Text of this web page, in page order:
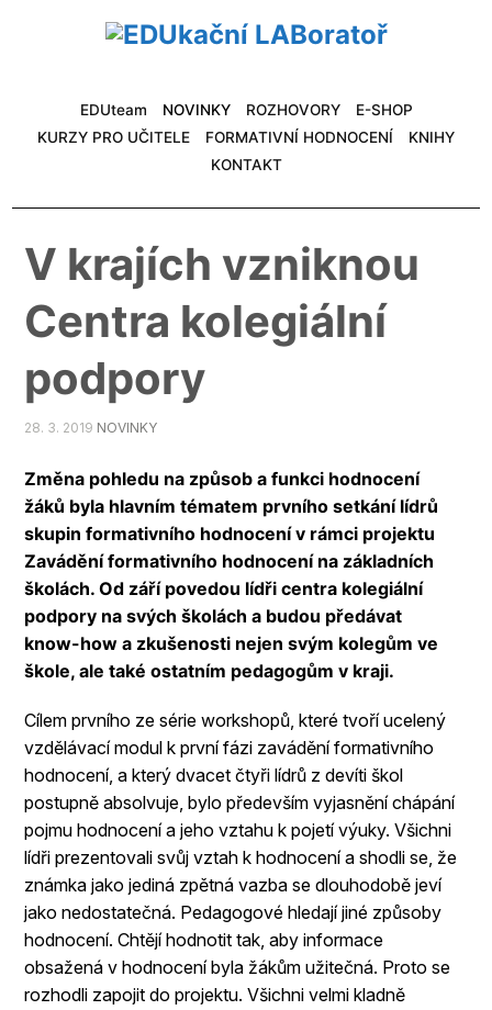
EDUteam NOVINKY ROZHOVORY
E-SHOP
KURZY PRO UČITELE
FORMATIVNÍ HODNOCENÍ
KNIHY
KONTAKT
V krajích vzniknou
Centra kolegiální
podpory
28. 3. 2019 NOVINKY
Změna pohledu na způsob a funkci hodnocení
žáků byla hlavním tématem prvního setkání lídrů
skupin formativního hodnocení v rámci projektu
Zavádění formativního hodnocení na základních
školách. Od září povedou lídři centra kolegiální
podpory na svých školách a budou předávat
know-how a zkušenosti nejen svým kolegům ve
škole, ale také ostatním pedagogům v kraji.
Cílem prvního ze série workshopů, které tvoří ucelený
vzdělávací modul k první fázi zavádění formativního
hodnocení, a který dvacet čtyři lídrů z devíti škol
postupně absolvuje, bylo především vyjasnění chápání
pojmu hodnocení a jeho vztahu k pojetí výuky. Všichni
lídři prezentovali svůj vztah k hodnocení a shodli se, že
známka jako jediná zpětná vazba se dlouhodobě jeví
jako nedostatečná. Pedagogové hledají jiné způsoby
hodnocení. Chtějí hodnotit tak, aby informace
obsažená v hodnocení byla žákům užitečná. Proto se
rozhodli zapojit do projektu. Všichni velmi kladně